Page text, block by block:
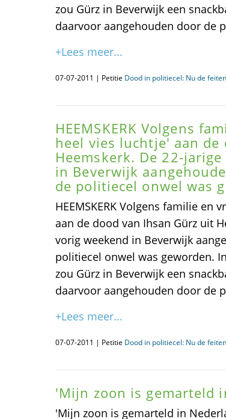
zou Gürz in Beverwijk een
daarvoor aangehouden door de
+Lees meer...
07-07-2011 | Petitie Dood in politiecel: Nu de
HEEMSKERK Volgens
heel vies luchtje' aan
Heemskerk. De 22-
in Beverwijk
de politiecel onwel was
HEEMSKERK Volgens familie en
aan de dood van Ihsan Gürz uit
vorig weekend in Beverwijk
politiecel onwel was geworden.
zou Gürz in Beverwijk een
daarvoor aangehouden door de
+Lees meer...
07-07-2011 | Petitie Dood in politiecel: Nu de
'Mijn zoon is gemarteld
'Mijn zoon is gemarteld in